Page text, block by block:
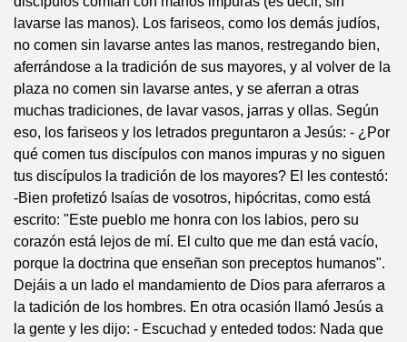
lavarse las manos). Los fariseos, como los demás judíos,
no comen sin lavarse antes las manos, restregando bien,
aferrándose a la tradición de sus mayores, y al volver de la
plaza no comen sin lavarse antes, y se aferran a otras
muchas tradiciones, de lavar vasos, jarras y ollas. Según
eso, los fariseos y los letrados preguntaron a Jesús: - ¿Por
qué comen tus discípulos con manos impuras y no siguen
tus discípulos la tradición de los mayores? El les contestó:
-Bien profetizó Isaías de vosotros, hipócritas, como está
escrito: "Este pueblo me honra con los labios, pero su
corazón está lejos de mí. El culto que me dan está vacío,
porque la doctrina que enseñan son preceptos humanos".
Dejáis a un lado el mandamiento de Dios para aferraros a
la tadición de los hombres. En otra ocasión llamó Jesús a
la gente y les dijo: - Escuchad y enteded todos: Nada que